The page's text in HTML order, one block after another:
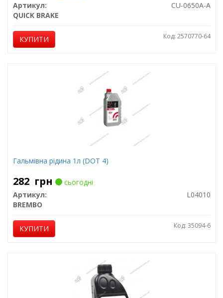
Артикул:
CU-0650A-A
QUICK BRAKE
КУПИТИ Код: 2570770-64
Гальмівна рідина 1л (DOT 4)
282 грн
сьогодні
Артикул:
L04010
BREMBO
КУПИТИ Код: 35094-6